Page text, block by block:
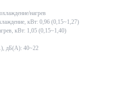
нагрев
кВт: 0,96 (0,15~1,27)
кВт: 1,05 (0,15~1,40)
дБ(А): 40~22